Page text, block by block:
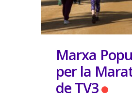
Marxa
per la
de TV3